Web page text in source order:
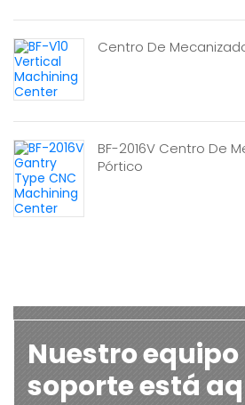
Centro De
BF-2016V Centro De
Pórtico
Nuestro equipo
soporte está